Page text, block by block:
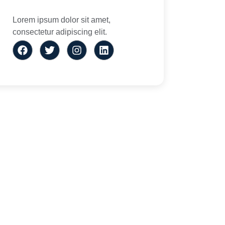
Lorem ipsum dolor sit amet,
consectetur adipiscing elit.